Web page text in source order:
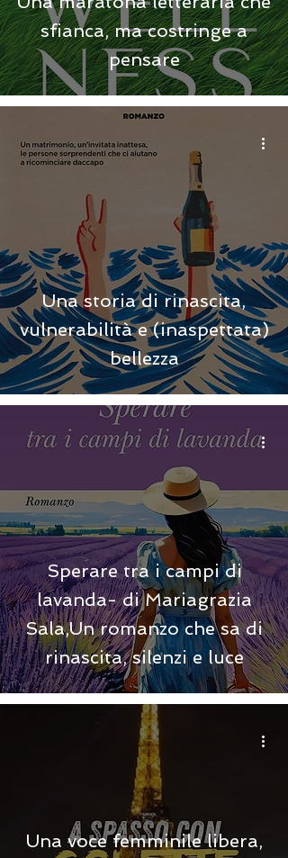
sfianca, ma costringe a
pensare
Una storia di rinascita,
vulnerabilità e (inaspettata)
bellezza
Sperare tra i campi di
lavanda- di Mariagrazia
Sala,Un romanzo che sa di
rinascita, silenzi e luce
Una voce femminile libera,